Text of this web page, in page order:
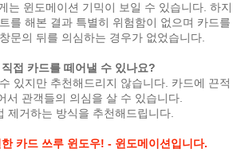
는 윈도메이션 기믹이 보일 수 있습니다. 하지
를 해본 결과 특별히 위험함이 없으며 카드를
문의 뒤를 의심하는 경우가 없었습니다.
접 카드를 떼어낼 수 있나요?
있지만 추천해드리지 않습니다. 카드에 끈적
서 관객들의 의심을 살 수 있습니다.
제거하는 방식을 추천해드립니다.
카드 쓰루 윈도우! - 윈도메이션입니다.